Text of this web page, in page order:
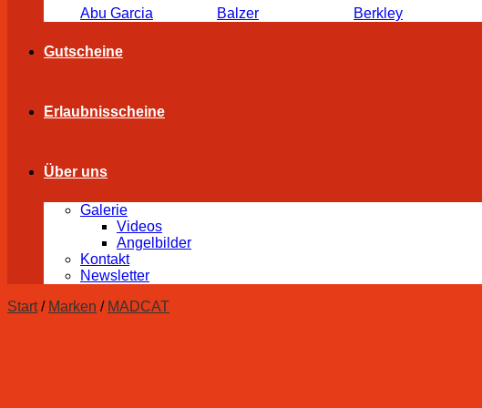
Abu Garcia Balzer Berkley
Gutscheine
Erlaubnisscheine
Über uns
Galerie
Videos
Angelbilder
Kontakt
Newsletter
Start / Marken / MADCAT